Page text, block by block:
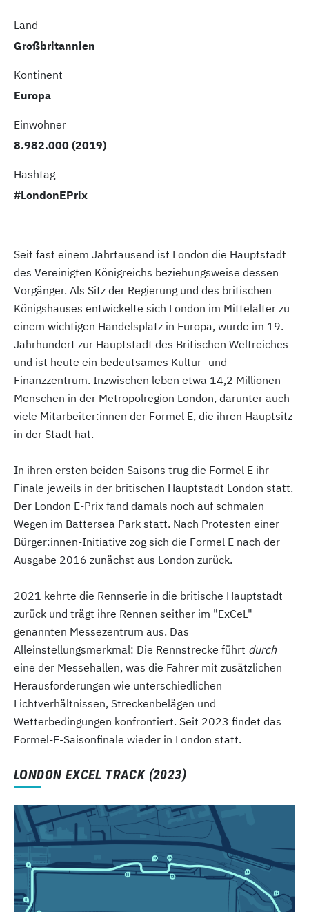
Land
Großbritannien
Kontinent
Europa
Einwohner
8.982.000 (2019)
Hashtag
#LondonEPrix
Seit fast einem Jahrtausend ist London die Hauptstadt
des Vereinigten Königreichs beziehungsweise dessen
Vorgänger. Als Sitz der Regierung und des britischen
Königshauses entwickelte sich London im Mittelalter zu
einem wichtigen Handelsplatz in Europa, wurde im 19.
Jahrhundert zur Hauptstadt des Britischen Weltreiches
und ist heute ein bedeutsames Kultur- und
Finanzzentrum. Inzwischen leben etwa 14,2 Millionen
Menschen in der Metropolregion London, darunter auch
viele Mitarbeiter:innen der Formel E, die ihren Hauptsitz
in der Stadt hat.
In ihren ersten beiden Saisons trug die Formel E ihr
Finale jeweils in der britischen Hauptstadt London statt.
Der London E-Prix fand damals noch auf schmalen
Wegen im Battersea Park statt. Nach Protesten einer
Bürger:innen-Initiative zog sich die Formel E nach der
Ausgabe 2016 zunächst aus London zurück.
2021 kehrte die Rennserie in die britische Hauptstadt
zurück und trägt ihre Rennen seither im "ExCeL"
genannten Messezentrum aus. Das
Alleinstellungsmerkmal: Die Rennstrecke führt durch
eine der Messehallen, was die Fahrer mit zusätzlichen
Herausforderungen wie unterschiedlichen
Lichtverhältnissen, Streckenbelägen und
Wetterbedingungen konfrontiert. Seit 2023 findet das
Formel-E-Saisonfinale wieder in London statt.
LONDON EXCEL TRACK (2023)